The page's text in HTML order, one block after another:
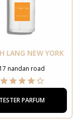
LANG NEW YORK
17 nandan road
TESTER PARFUM